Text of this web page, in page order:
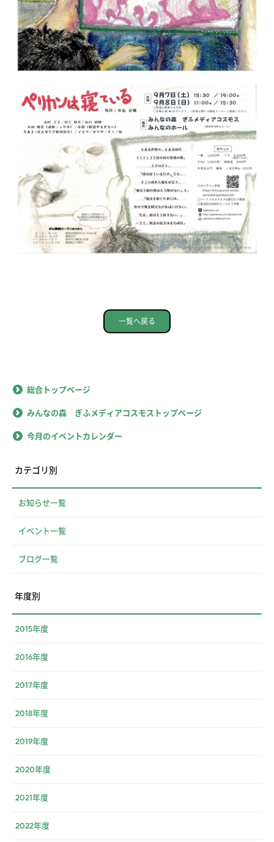
一覧へ戻る
総合トップページ
みんなの森 ぎふメディアコスモストップページ
今月のイベントカレンダー
カテゴリ別
お知らせ一覧
イベント一覧
ブログ一覧
年度別
2015年度
2016年度
2017年度
2018年度
2019年度
2020年度
2021年度
2022年度